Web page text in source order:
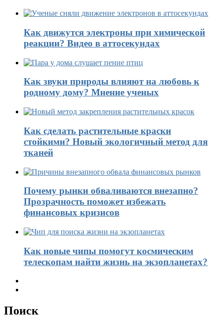
Как движутся электроны при химической
реакции? Видео в аттосекундах
Как звуки природы влияют на любовь к
родному дому? Мнение ученых
Как сделать растительные краски
стойкими? Новый экологичный метод для
тканей
Почему рынки обваливаются внезапно?
Прозрачность поможет избежать
финансовых кризисов
Как новые чипы помогут космическим
телескопам найти жизнь на экзопланетах?
Поиск